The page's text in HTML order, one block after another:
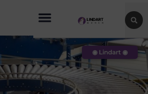
◉ Lindart ◉